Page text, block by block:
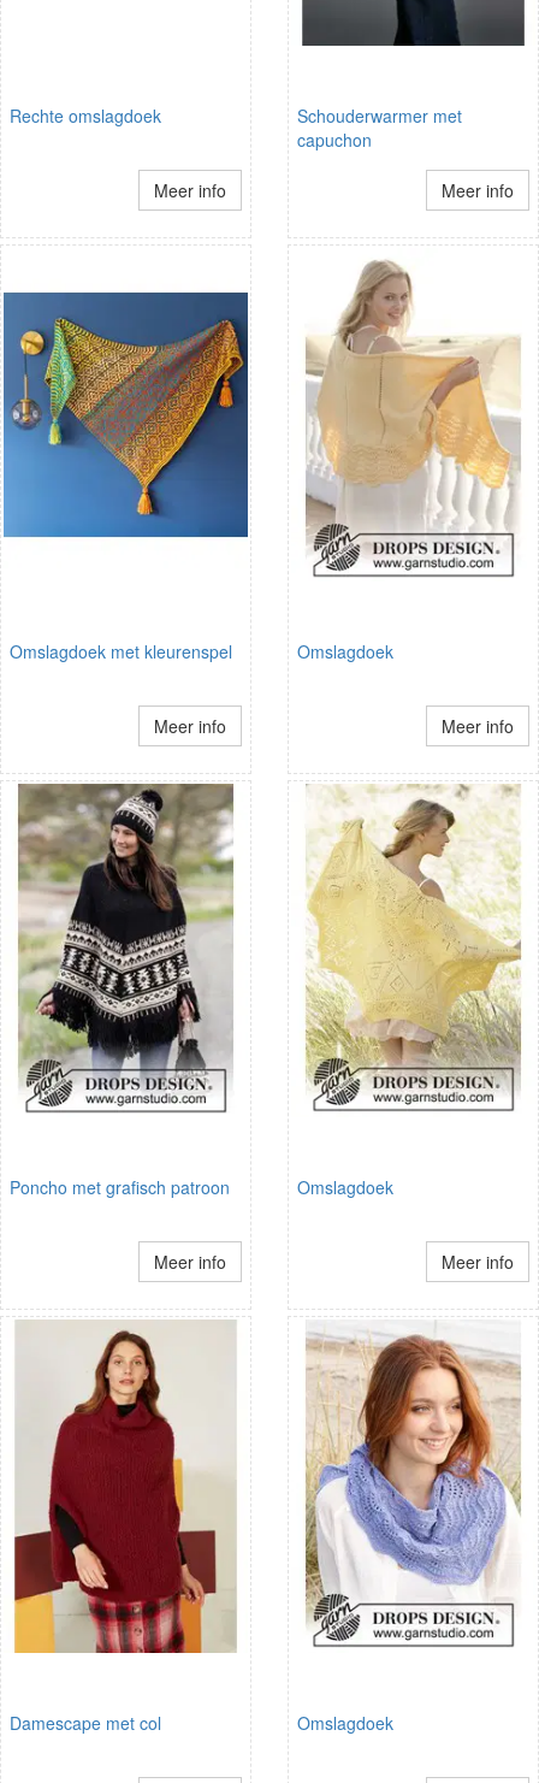
Rechte omslagdoek
Meer info
Schouderwarmer met
capuchon
Meer info
Omslagdoek met kleurenspel
Meer info
Omslagdoek
Meer info
Poncho met grafisch patroon
Meer info
Omslagdoek
Meer info
Damescape met col Omslagdoek